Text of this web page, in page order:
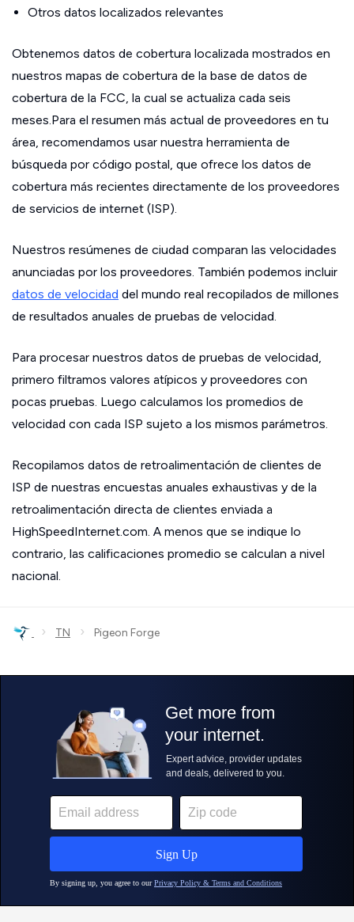
Otros datos localizados relevantes
Obtenemos datos de cobertura localizada mostrados en
nuestros mapas de cobertura de la base de datos de
cobertura de la FCC, la cual se actualiza cada seis
meses.Para el resumen más actual de proveedores en tu
área, recomendamos usar nuestra herramienta de
búsqueda por código postal, que ofrece los datos de
cobertura más recientes directamente de los proveedores
de servicios de internet (ISP).
Nuestros resúmenes de ciudad comparan las velocidades
anunciadas por los proveedores. También podemos incluir
datos de velocidad del mundo real recopilados de millones
de resultados anuales de pruebas de velocidad.
Para procesar nuestros datos de pruebas de velocidad,
primero filtramos valores atípicos y proveedores con
pocas pruebas. Luego calculamos los promedios de
velocidad con cada ISP sujeto a los mismos parámetros.
Recopilamos datos de retroalimentación de clientes de
ISP de nuestras encuestas anuales exhaustivas y de la
retroalimentación directa de clientes enviada a
HighSpeedInternet.com. A menos que se indique lo
contrario, las calificaciones promedio se calculan a nivel
nacional.
› TN › Pigeon Forge